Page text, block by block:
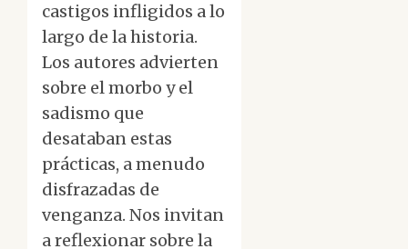
castigos infligidos a lo
largo de la historia.
Los autores advierten
sobre el morbo y el
sadismo que
desataban estas
prácticas, a menudo
disfrazadas de
venganza. Nos invitan
a reflexionar sobre la